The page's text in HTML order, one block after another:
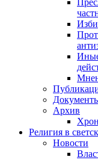
Архив
Религия в
Новости